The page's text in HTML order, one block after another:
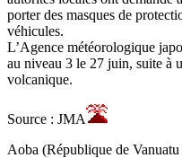
porter des masques de
véhicules.
L’Agence météorologique
au niveau 3 le 27 juin, suite à
volcanique.
Source : JMA
Aoba (République de